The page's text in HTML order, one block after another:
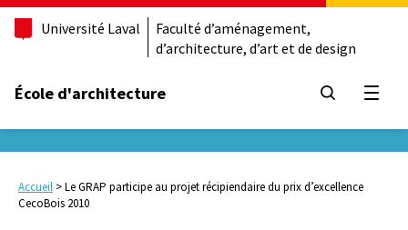
Université Laval
Faculté d’aménagement,
d’architecture, d’art et de design
École d'architecture
Accueil >Le GRAP participe au projet récipiendaire du prix d’excellence
CecoBois 2010